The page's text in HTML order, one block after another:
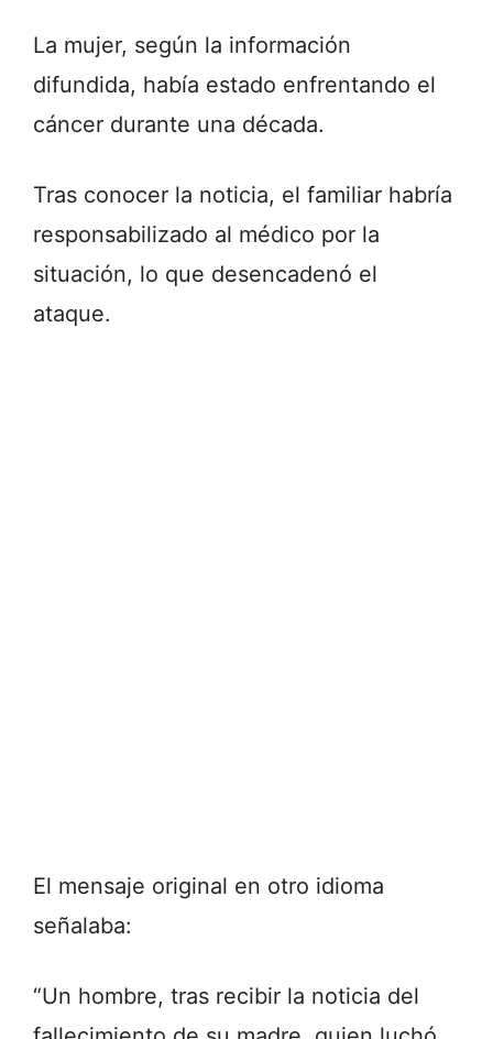
La mujer, según la información
difundida, había estado enfrentando el
cáncer durante una década.
Tras conocer la noticia, el familiar habría
responsabilizado al médico por la
situación, lo que desencadenó el
ataque.
El mensaje original en otro idioma
señalaba:
“Un hombre, tras recibir la noticia del